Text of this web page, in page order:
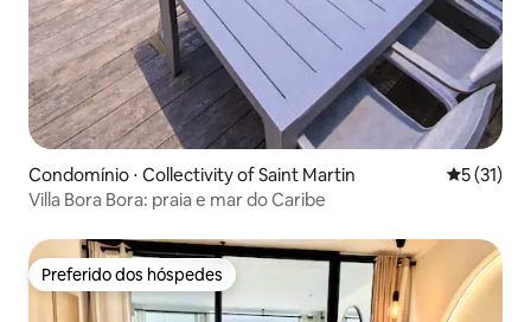
Condomínio ⋅ Collectivity of Saint Martin 5 de uma
5 (31)
Villa Bora Bora: praia e mar do Caribe
Preferido dos hóspedes
Preferido dos hóspedes